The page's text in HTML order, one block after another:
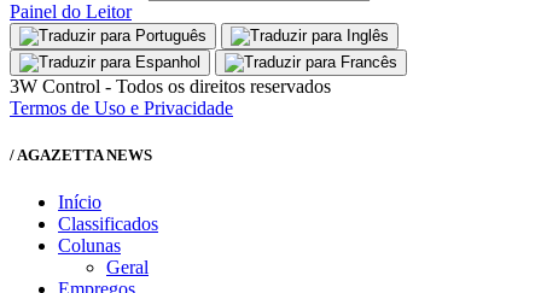
Painel do Leitor
3W Control - Todos os direitos reservados
Termos de Uso e Privacidade
/ AGAZETTA NEWS
Início
Classificados
Colunas
Geral